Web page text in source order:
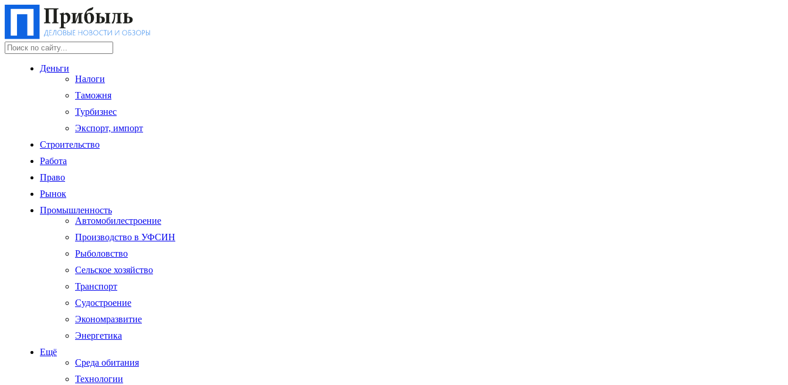
Деньги
Налоги
Таможня
Турбизнес
Экспорт, импорт
Строительство
Работа
Право
Рынок
Промышленность
Автомобилестроение
Производство в УФСИН
Рыболовство
Сельское хозяйство
Транспорт
Судостроение
Экономразвитие
Энергетика
Ещё
Среда обитания
Технологии